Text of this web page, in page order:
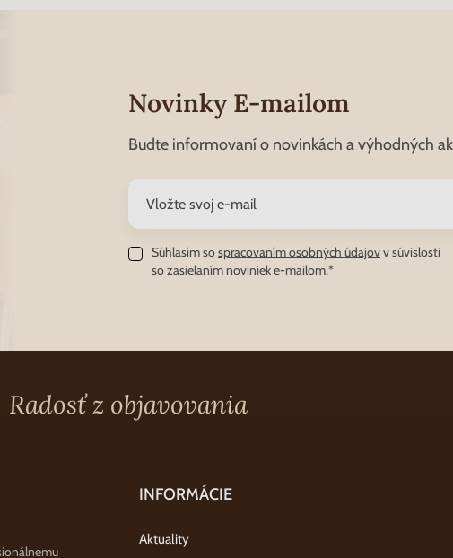
Novinky E-mailom
Budte informovaní o novinkách a výhodných
Súhlasím sospracovaním osobných údajovv súvislosti
so zasielaním noviniek e-mailom.*
Radosť z objavovania
INFORMÁCIE
Aktuality